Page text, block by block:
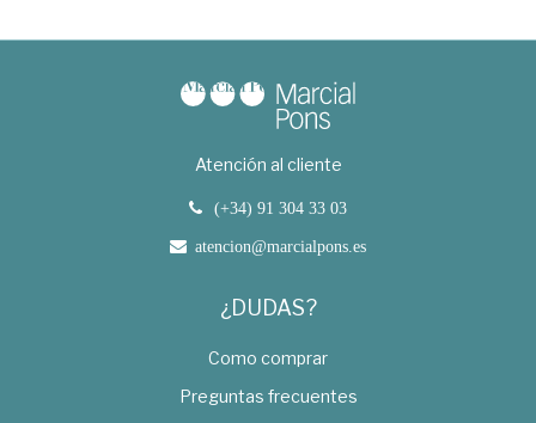
Atención al cliente
(+34) 91 304 33 03
atencion@marcialpons.es
¿DUDAS?
Como comprar
Preguntas frecuentes